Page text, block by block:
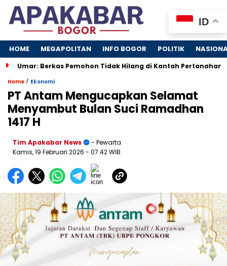
HOME MEGAPOLITAN INFO BOGOR POLITIK
Umar: Berkas Pemohon Tidak Hilang di Kantah Pertanahan
Home / Ekonomi
PT Antam Mengucapkan Selamat
Menyambut Bulan Suci Ramadhan
1417 H
Tim Apakabar News
- Pewarta
Kamis, 19 Februari 2026 - 07:42 WIB
ID